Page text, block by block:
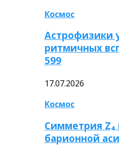
Космос
Астрофизики
ритмичных
599
17.07.2026
Космос
Симметрия Z₄
барионной